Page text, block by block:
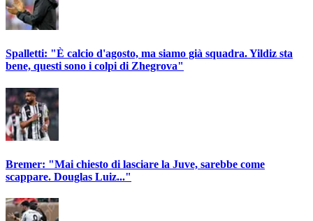
Spalletti: "È calcio d'agosto, ma siamo già squadra. Yildiz sta
bene, questi sono i colpi di Zhegrova"
Bremer: "Mai chiesto di lasciare la Juve, sarebbe come
scappare. Douglas Luiz..."